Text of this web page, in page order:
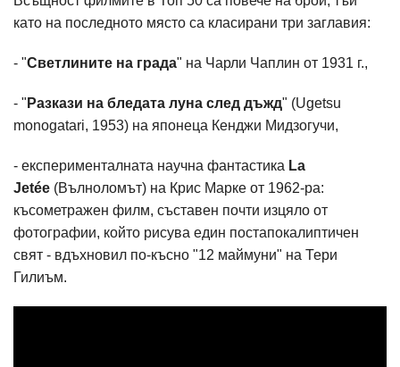
като на последното място са класирани три заглавия:
- "Светлините на града" на Чарли Чаплин от 1931 г.,
- " Разкази на бледата луна след дъжд" (Ugetsu
monogatari, 1953) на японеца Кенджи Мидзогучи,
- експерименталната научна фантастика La
Jetée (Вълноломът) на Крис Марке от 1962-ра:
късометражен филм, съставен почти изцяло от
фотографии, който рисува един постапокалиптичен
свят - вдъхновил по-късно "12 маймуни" на Тери
Гилиъм.